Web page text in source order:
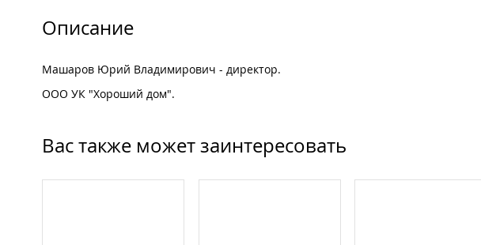
Описание
Машаров Юрий Владимирович - директор.
ООО УК "Хороший дом".
Вас также может заинтересовать